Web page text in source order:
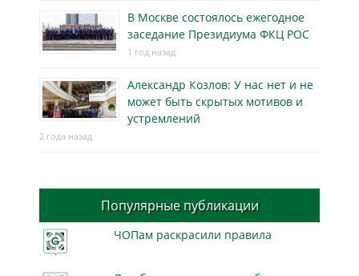
В Москве состоялось ежегодное
заседание Президиума ФКЦ РОС
1 год назад
Александр Козлов: У нас нет и не
может быть скрытых мотивов и
устремлений
2 года назад
Популярные публикации
ЧОПам раскрасили правила